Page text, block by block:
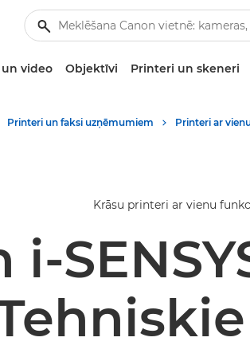
video Objektīvi Printeri un skeneri
Printeri un faksi uzņēmumiem Printeri ar
Krāsu printeri ar vienu